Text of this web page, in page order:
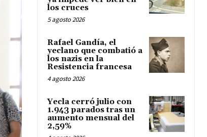
los cruces
5 agosto 2026
Rafael Gandía, el
yeclano que combatió a
los nazis en la
Resistencia francesa
4 agosto 2026
Yecla cerró julio con
1.943 parados tras un
aumento mensual del
2,59%